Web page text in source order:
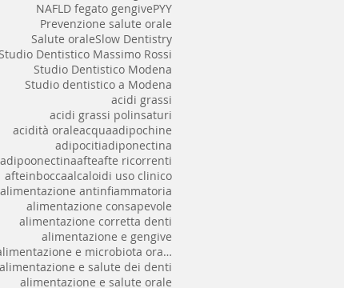
NAFLD fegato gengivePYY
Prevenzione salute orale
Salute oraleSlow Dentistry
Dentistico Massimo Rossi
Studio Dentistico Modena
Studio dentistico a Modena
acidi grassi
acidi grassi polinsaturi
acidità oraleacquaadipochine
adipocitiadiponectina
adipoonectinaafteafte ricorrenti
afteinboccaalcaloidi uso clinico
alimentazione antinfiammatoria
alimentazione consapevole
alimentazione corretta denti
alimentazione e gengive
alimentazione e microbiota orale
alimentazione e salute dei denti
alimentazione e salute orale